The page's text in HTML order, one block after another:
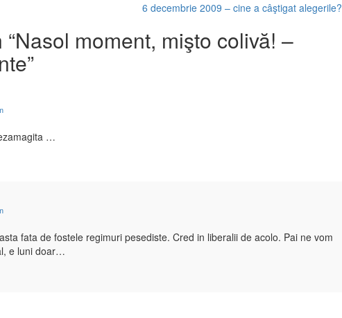
6 decembrie 2009 – cine a câştigat alegerile?
Nasol moment, mişto colivă! –
”
…
fata de fostele regimuri pesediste. Cred in liberalii de acolo. Pai ne vom
e luni doar…